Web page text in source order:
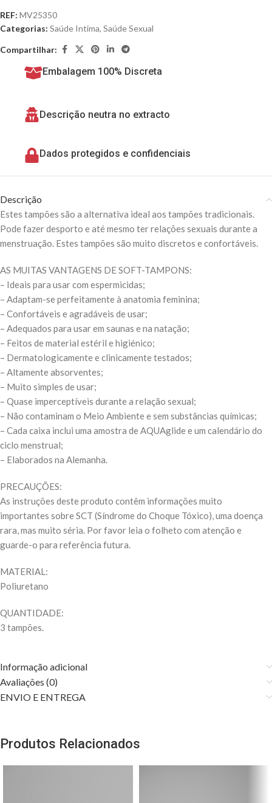
REF: MV25350
Categorias: Saúde Intima, Saúde Sexual
Compartilhar:
Embalagem 100% Discreta
Descrição neutra no extracto
Dados protegidos e confidenciais
Descrição
Estes tampões são a alternativa ideal aos tampões tradicionais.
Pode fazer desporto e até mesmo ter relações sexuais durante a
menstruação. Estes tampões são muito discretos e confortáveis.
AS MUITAS VANTAGENS DE SOFT-TAMPONS:
– Ideais para usar com espermicidas;
– Adaptam-se perfeitamente à anatomia feminina;
– Confortáveis e agradáveis de usar;
– Adequados para usar em saunas e na natação;
– Feitos de material estéril e higiénico;
– Dermatologicamente e clinicamente testados;
– Altamente absorventes;
– Muito simples de usar;
– Quase imperceptíveis durante a relação sexual;
– Não contaminam o Meio Ambiente e sem substâncias químicas;
– Cada caixa inclui uma amostra de AQUAglide e um calendário do
ciclo menstrual;
– Elaborados na Alemanha.
PRECAUÇÕES:
As instruções deste produto contêm informações muito
importantes sobre SCT (Síndrome do Choque Tóxico), uma doença
rara, mas muito séria. Por favor leia o folheto com atenção e
guarde-o para referência futura.
MATERIAL:
Poliuretano
QUANTIDADE:
3 tampões.
Informação adicional
Avaliações (0)
ENVIO E ENTREGA
Produtos Relacionados